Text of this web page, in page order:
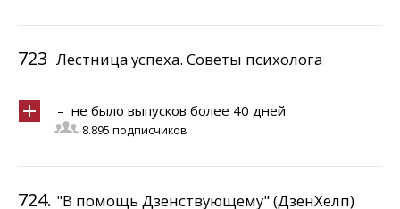
723 Лестница успеха. Советы психолога
– не было выпусков более 40 дней
8.895 подписчиков
724. "В помощь Дзенствующему" (ДзенХелп)